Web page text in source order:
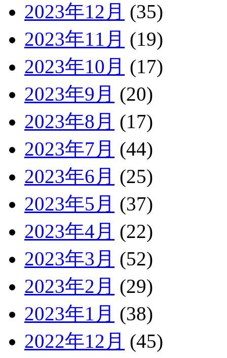
2023年12月 (35)
2023年11月 (19)
2023年10月 (17)
2023年9月 (20)
2023年8月 (17)
2023年7月 (44)
2023年6月 (25)
2023年5月 (37)
2023年4月 (22)
2023年3月 (52)
2023年2月 (29)
2023年1月 (38)
2022年12月 (45)